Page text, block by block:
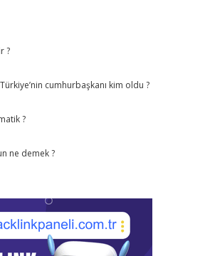
?
cumhurbaşkanı kim oldu ?
?
ne demek ?